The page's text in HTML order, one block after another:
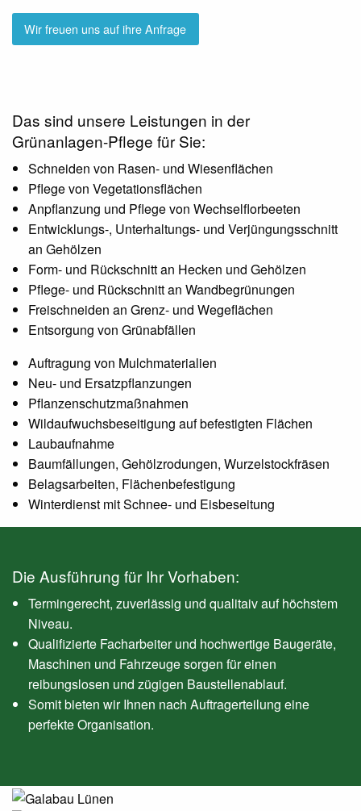
Wir freuen uns auf ihre Anfrage
Das sind unsere Leistungen in der
Grünanlagen-Pflege für Sie:
Schneiden von Rasen- und Wiesenflächen
Pflege von Vegetationsflächen
Anpflanzung und Pflege von Wechselflorbeeten
Entwicklungs-, Unterhaltungs- und Verjüngungsschnitt
an Gehölzen
Form- und Rückschnitt an Hecken und Gehölzen
Pflege- und Rückschnitt an Wandbegrünungen
Freischneiden an Grenz- und Wegeflächen
Entsorgung von Grünabfällen
Auftragung von Mulchmaterialien
Neu- und Ersatzpflanzungen
Pflanzenschutzmaßnahmen
Wildaufwuchsbeseitigung auf befestigten Flächen
Laubaufnahme
Baumfällungen, Gehölzrodungen, Wurzelstockfräsen
Belagsarbeiten, Flächenbefestigung
Winterdienst mit Schnee- und Eisbeseitung
Die Ausführung für Ihr Vorhaben:
Termingerecht, zuverlässig und qualitaiv auf höchstem
Niveau.
Qualifizierte Facharbeiter und hochwertige Baugeräte,
Maschinen und Fahrzeuge sorgen für einen
reibungslosen und zügigen Baustellenablauf.
Somit bieten wir Ihnen nach Auftragerteilung eine
perfekte Organisation.